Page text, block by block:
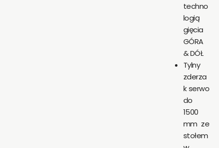
techno
logią
gięcia
GÓRA
& DÓŁ
Tylny
zderza
k serwo
do
1500
mm ze
stołem